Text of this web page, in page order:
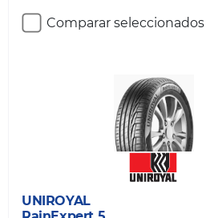
Comparar seleccionados
UNIROYAL